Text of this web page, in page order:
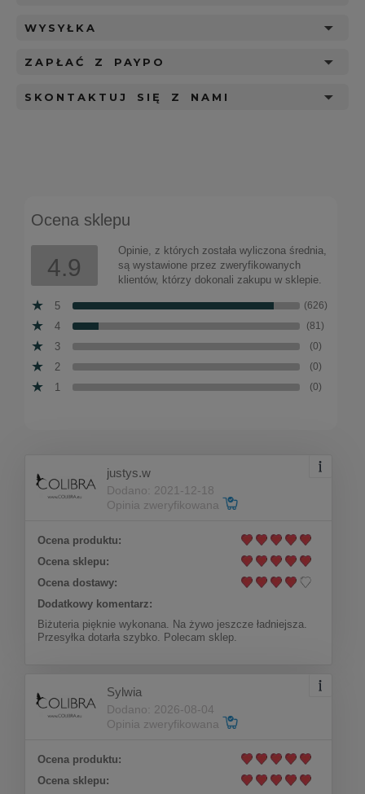
WYSYŁKA
ZAPŁAĆ Z PAYPO
SKONTAKTUJ SIĘ Z NAMI
Ocena sklepu
4.9
Opinie, z których została wyliczona średnia,
są wystawione przez zweryfikowanych
klientów, którzy dokonali zakupu w sklepie.
5 (626)
4 (81)
3 (0)
2 (0)
1 (0)
justys.w
Dodano: 2021-12-18
Opinia zweryfikowana
Ocena produktu:
Ocena sklepu:
Ocena dostawy:
Dodatkowy komentarz:
Biżuteria pięknie wykonana. Na żywo jeszcze ładniejsza.
Przesyłka dotarła szybko. Polecam sklep.
Sylwia
Dodano: 2026-08-04
Opinia zweryfikowana
Ocena produktu:
Ocena sklepu: